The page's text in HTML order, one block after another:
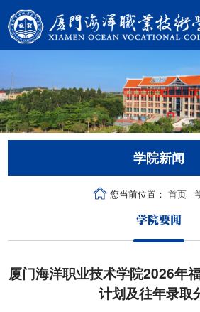
学院新闻
学院要闻
您当前位置： 首页-
厦门海洋职业技术学院2026年
计划及往年录取